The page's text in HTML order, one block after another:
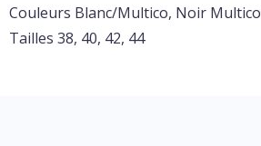
Couleurs Blanc/Multico, Noir Multico
Tailles 38, 40, 42, 44